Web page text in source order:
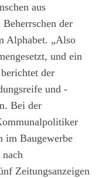
aus
der
Alphabet. „Also
und ein
der
und -
Bei der
im Baugewerbe
Zeitungsanzeigen